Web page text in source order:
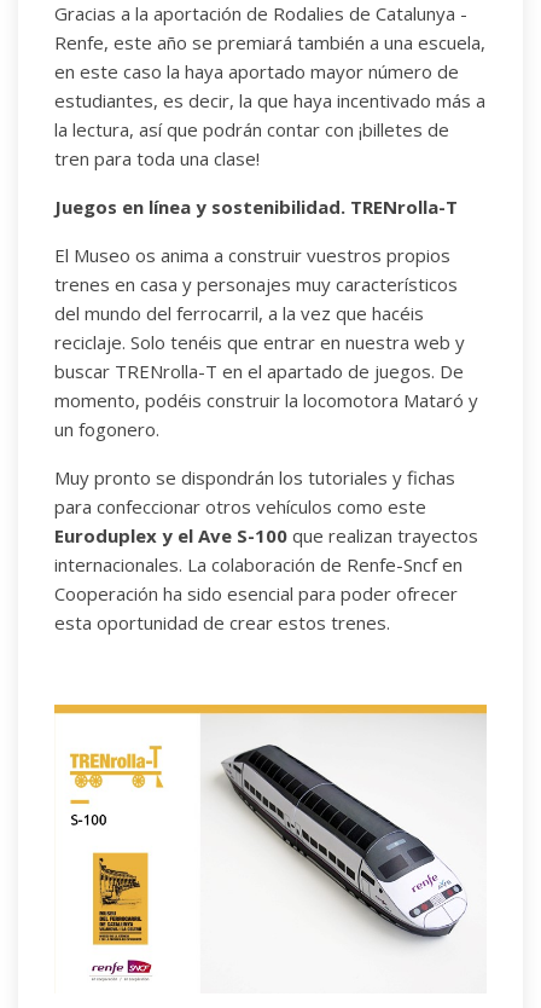
Gracias a la aportación de Rodalies de Catalunya -
Renfe, este año se premiará también a una escuela,
en este caso la haya aportado mayor número de
estudiantes, es decir, la que haya incentivado más a
la lectura, así que podrán contar con ¡billetes de
tren para toda una clase!
Juegos en línea y sostenibilidad. TRENrolla-T
El Museo os anima a construir vuestros propios
trenes en casa y personajes muy característicos
del mundo del ferrocarril, a la vez que hacéis
reciclaje. Solo tenéis que entrar en nuestra web y
buscar TRENrolla-T en el apartado de juegos. De
momento, podéis construir la locomotora Mataró y
un fogonero.
Muy pronto se dispondrán los tutoriales y fichas
para confeccionar otros vehículos como este
Euroduplex y el Ave S-100 que realizan trayectos
internacionales. La colaboración de Renfe-Sncf en
Cooperación ha sido esencial para poder ofrecer
esta oportunidad de crear estos trenes.